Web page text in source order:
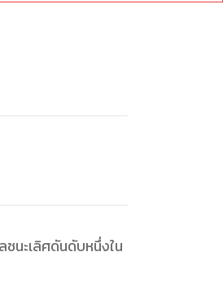
นะเลิศดันดับหนึ่งใน